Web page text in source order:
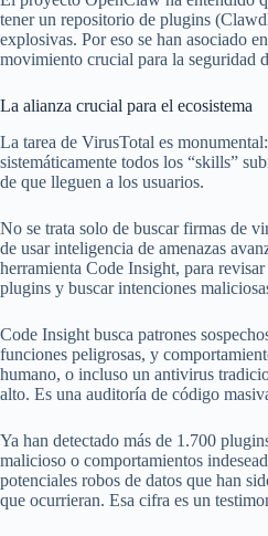
tener un repositorio de plugins
explosivas. Por eso se han asociado
movimiento crucial para la seguridad
La alianza crucial para el ecosistema
La tarea de VirusTotal es
sistemáticamente todos los “skills”
de que lleguen a los usuarios.
No se trata solo de buscar firmas de
de usar inteligencia de amenazas
herramienta Code Insight, para
plugins y buscar intenciones
Code Insight busca patrones
funciones peligrosas, y
humano, o incluso un antivirus
alto. Es una auditoría de código
Ya han detectado más de 1.700
malicioso o comportamientos
potenciales robos de datos que han
que ocurrieran. Esa cifra es un